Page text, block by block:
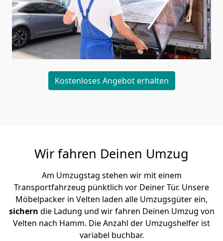
Kostenloses Angebot erhalten
Wir fahren Deinen Umzug
Am Umzugstag stehen wir mit einem
Transportfahrzeug pünktlich vor Deiner Tür. Unsere
Möbelpacker in Velten laden alle Umzugsgüter ein,
sichern die Ladung und wir fahren Deinen Umzug von
Velten nach Hamm. Die Anzahl der Umzugshelfer ist
variabel buchbar.